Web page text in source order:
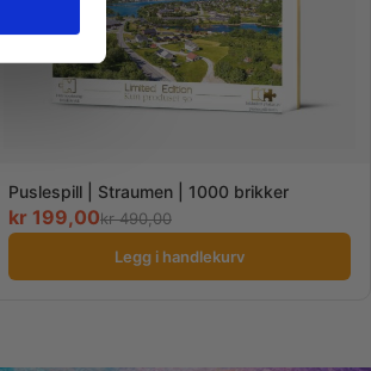
Puslespill | Straumen | 1000 brikker
kr 199,00kr490,00
Legg i handlekurv